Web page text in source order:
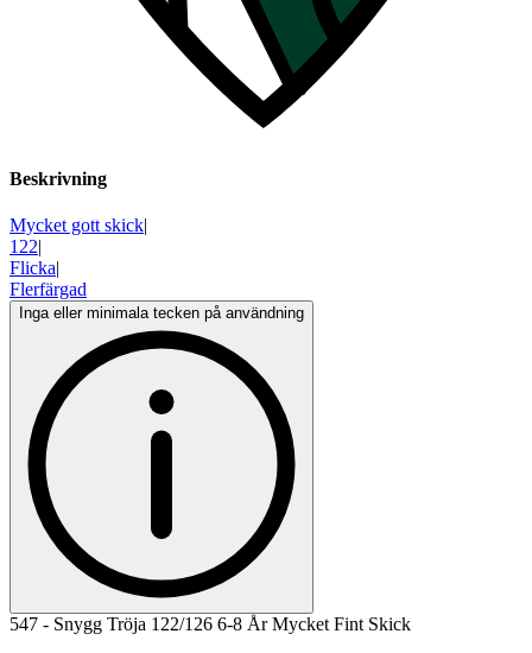
Beskrivning
Mycket gott skick|
122|
Flicka|
Flerfärgad
Inga eller minimala tecken på användning
547 - Snygg Tröja 122/126 6-8 År Mycket Fint Skick